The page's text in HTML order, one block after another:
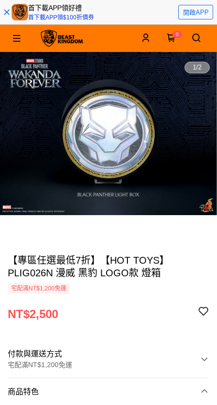
首下載APP領好禮
首下載APP領$100折價券
開啟APP
0
1/2
【專區任選最低7折】【HOT TOYS】
PLIG026N 漫威 黑豹 LOGO款 燈箱
宅配滿NT$1,200免運
NT$2,500
付款與運送方式
宅配滿NT$1,200免運
信用卡一次付款
商品特色